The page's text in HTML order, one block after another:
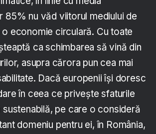
85% nu văd viitorul mediului de
economie circulară. Cu toate
ca schimbarea să vină din
asupra cărora pun cea mai
Dacă europenii își doresc
în ceea ce privește sfaturile
sustenabilă, pe care o consideră
domeniu pentru ei, în România,